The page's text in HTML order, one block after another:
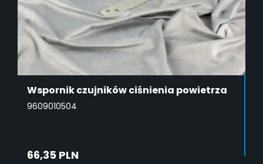
Wspornik czujników ciśnienia powietrza
9609010504
66,35 PLN